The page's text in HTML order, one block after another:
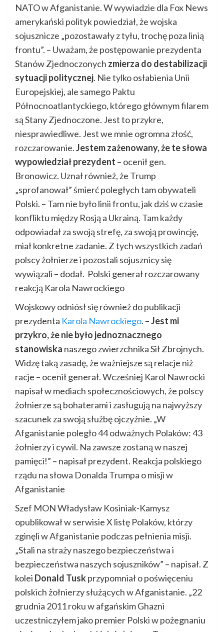
NATO w Afganistanie. W wywiadzie dla Fox News
amerykański polityk powiedział, że wojska
sojusznicze „pozostawały z tyłu, trochę poza linią
frontu”. – Uważam, że postępowanie prezydenta
Stanów Zjednoczonych zmierza do destabilizacji
sytuacji politycznej. Nie tylko osłabienia Unii
Europejskiej, ale samego Paktu
Północnoatlantyckiego, którego głównym filarem
są Stany Zjednoczone. Jest to przykre,
niesprawiedliwe. Jest we mnie ogromna złość,
rozczarowanie.Jestem zażenowany, że te słowa
wypowiedział prezydent – ocenił gen.
Bronowicz. Uznał również, że Trump
„sprofanował” śmierć poległych tam obywateli
Polski. – Tam nie było linii frontu, jak dziś w czasie
konfliktu między Rosją a Ukrainą. Tam każdy
odpowiadał za swoją strefę, za swoją prowincję,
miał konkretne zadanie. Z tych wszystkich zadań
polscy żołnierze i pozostali sojusznicy się
wywiązali – dodał. Polski generał rozczarowany
reakcją Karola Nawrockiego
Wojskowy odniósł się również do publikacji
prezydenta Karola Nawrockiego. –Jest mi
przykro, że nie było jednoznacznego
stanowiska naszego zwierzchnika Sił Zbrojnych.
Widzę taką zasadę, że ważniejsze są relacje niż
racje – ocenił generał. Wcześniej Karol Nawrocki
napisał w mediach społecznościowych, że polscy
żołnierze są bohaterami i zasługują na najwyższy
szacunek za swoją służbę ojczyźnie. „W
Afganistanie poległo 44 odważnych Polaków: 43
żołnierzy i cywil. Na zawsze zostaną w naszej
pamięci!” – napisał prezydent. Reakcja polskiego
rządu na słowa Donalda Trumpa o misji w
Afganistanie
Szef MON Władysław Kosiniak-Kamysz
opublikował w serwisie X listę Polaków, którzy
zginęli w Afganistanie podczas pełnienia misji.
„Stali na straży naszego bezpieczeństwa i
bezpieczeństwa naszych sojuszników” – napisał. Z
kolei Donald Tuskprzypomniał o poświęceniu
polskich żołnierzy służących w Afganistanie. „22
grudnia 2011 roku w afgańskim Ghazni
uczestniczyłem jako premier Polski w pożegnaniu